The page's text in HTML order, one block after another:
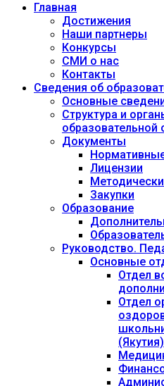
Главная
Достижения
Наши партнеры
Конкурсы
СМИ о нас
Контакты
Сведения об
Основные
Структура и
образовательной
Документы
Лицензии
Закупки
Образование
Руководство.
Основные
Отдел
Отдел
(Якутия)